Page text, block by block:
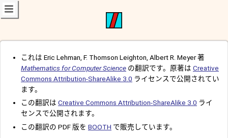
これは Eric Lehman, F. Thomson Leighton, Albert R. Meyer 著
Mathematics for Computer Science の翻訳です。原著は Creative
Commons Attribution-ShareAlike 3.0 ライセンスで公開されてい
ます。
この翻訳は Creative Commons Attribution-ShareAlike 3.0 ライ
センスで公開されます。
この翻訳の PDF 版を BOOTH で販売しています。